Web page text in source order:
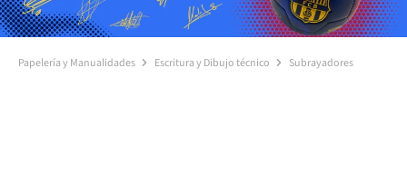
Papelería y Manualidades Escritura y Dibujo técnico Subrayadores